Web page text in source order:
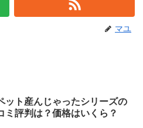
マユ
ット産んじゃったシリーズの
ミ評判は？価格はいくら？